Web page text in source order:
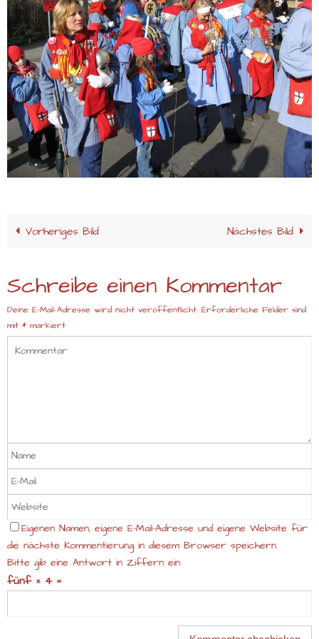
Vorheriges Bild Nächstes Bild
Schreibe einen Kommentar
Deine E-Mail-Adresse wird nicht veröffentlicht. Erforderliche Felder sind
mit * markiert
Eigenen Namen, eigene E-Mail-Adresse und eigene Website für
die nächste Kommentierung in diesem Browser speichern.
Bitte gib eine Antwort in Ziffern ein:
fünf × 4 =